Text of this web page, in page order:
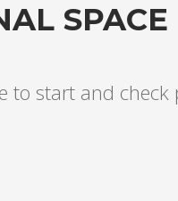
SPACE
to start and check